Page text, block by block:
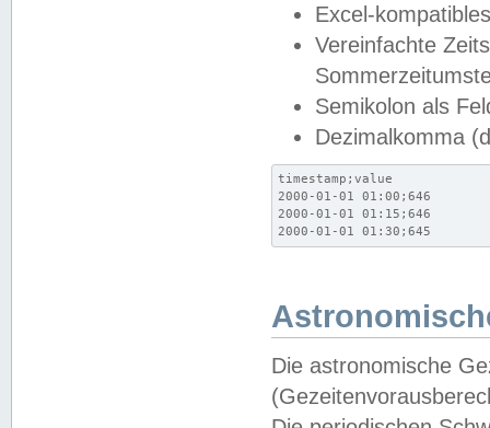
Excel-
Vereinfachte
Semikolon als
Dezimalkomma
timestamp;value
2000-01-01 01:00;646
2000-01-01 01:15;646
2000-01-01 01:30;645
Die astronomische